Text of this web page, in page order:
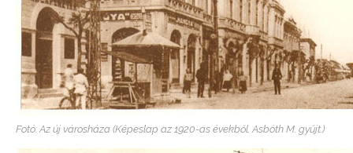
Fotó: Az új városháza (Képeslap az 1920-as évekből. Asbóth M. gyűjt.)